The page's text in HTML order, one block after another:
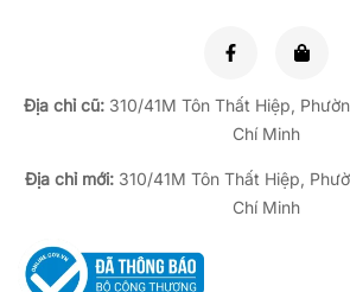
Địa chỉ cũ: 310/41M Tôn Thất Hiệp,
Chí Minh
Địa chỉ mới:310/41M Tôn Thất Hiệp,
Chí Minh